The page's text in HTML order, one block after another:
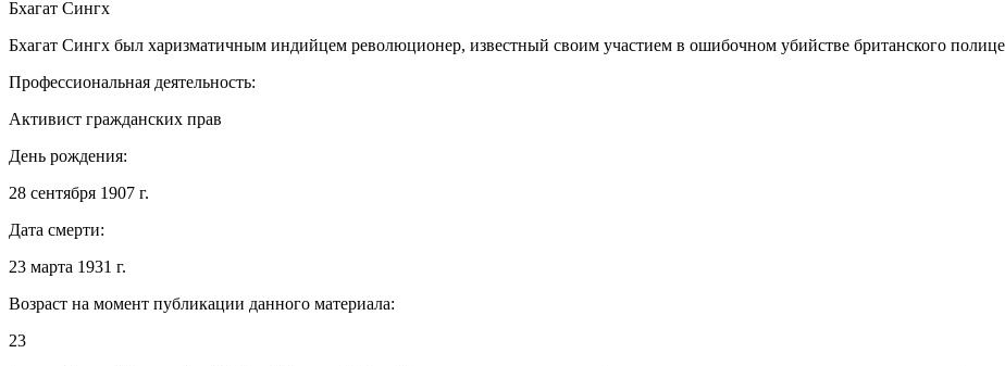
Бхагат Сингх
Бхагат Сингх был харизматичным индийцем революционер, известный своим участием в ошибочном убийстве британского
Профессиональная деятельность:
Активист гражданских прав
День рождения:
28 сентября 1907 г.
Дата смерти:
23 марта 1931 г.
Возраст на момент публикации данного материала:
23